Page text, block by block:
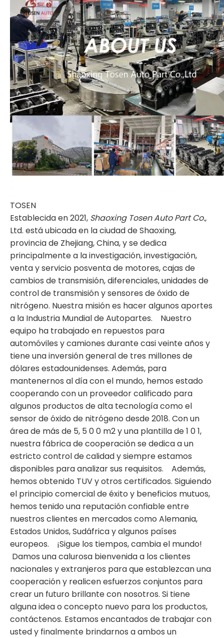
TOSEN
Establecida en 2021, Shaoxing Tosen Auto Part Co.,
Ltd. está ubicada en la ciudad de Shaoxing,
provincia de Zhejiang, China, y se dedica
principalmente a la investigación, investigación,
venta y servicio posventa de motores, cajas de
cambios de transmisión, diferenciales, unidades de
control de transmisión y sensores de óxido de
nitrógeno. Nuestra misión es hacer algunos aportes
a la Industria Mundial de Autopartes. Nuestro
equipo ha trabajado en repuestos para
automóviles y camiones durante casi veinte años y
tiene una inversión general de tres millones de
dólares estadounidenses. Además, para
mantenernos al día con el mundo, hemos estado
cooperando con un proveedor calificado para
algunos productos de alta tecnología como el
sensor de óxido de nitrógeno desde 2018. Con un
área de más de 5, 5 0 0 m2 y una plantilla de 1 0 1,
nuestra fábrica de cooperación se dedica a un
estricto control de calidad y siempre estamos
disponibles para analizar sus requisitos. Además,
hemos obtenido TUV y otros certificados. Siguiendo
el principio comercial de éxito y beneficios mutuos,
hemos tenido una reputación confiable entre
nuestros clientes en mercados como Alemania,
Estados Unidos, Sudáfrica y algunos países
europeos. ¡Sigue los tiempos, cambia el mundo!
Damos una calurosa bienvenida a los clientes
nacionales y extranjeros para que establezcan una
cooperación y realicen esfuerzos conjuntos para
crear un futuro brillante con nosotros. Si tiene
alguna idea o concepto nuevo para los productos,
contáctenos. Estamos encantados de trabajar con
usted y finalmente brindarnos a ambos un